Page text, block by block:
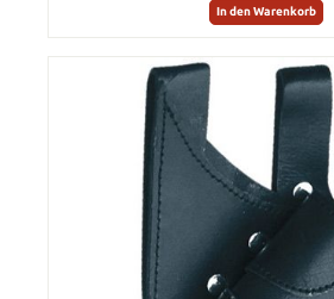
In den Warenkorb